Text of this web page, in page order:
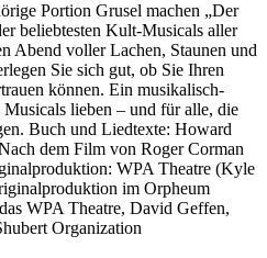
Portion Grusel machen „Der
beliebtesten Kult-Musicals aller
Abend voller Lachen, Staunen und
Sie sich gut, ob Sie Ihren
können. Ein musikalisch-
lieben – und für alle, die
Buch und Liedtexte: Howard
dem Film von Roger Corman
WPA Theatre (Kyle
im Orpheum
WPA Theatre, David Geffen,
Organization